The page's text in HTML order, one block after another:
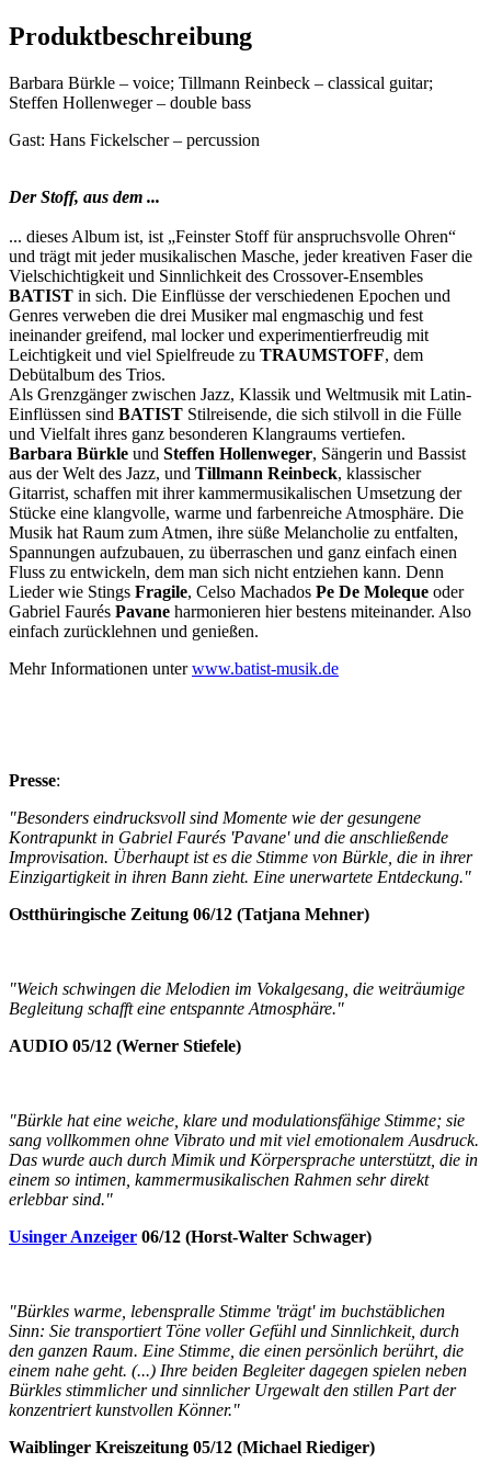
Produktbeschreibung
Barbara Bürkle – voice; Tillmann Reinbeck – classical guitar;
Steffen Hollenweger – double bass
Gast: Hans Fickelscher – percussion
Der Stoff, aus dem ...
... dieses Album ist, ist „Feinster Stoff für anspruchsvolle Ohren“
und trägt mit jeder musikalischen Masche, jeder kreativen Faser die
Vielschichtigkeit und Sinnlichkeit des Crossover-Ensembles
BATIST in sich. Die Einflüsse der verschiedenen Epochen und
Genres verweben die drei Musiker mal engmaschig und fest
ineinander greifend, mal locker und experimentierfreudig mit
Leichtigkeit und viel Spielfreude zu TRAUMSTOFF, dem
Debütalbum des Trios.
Als Grenzgänger zwischen Jazz, Klassik und Weltmusik mit Latin-
Einflüssen sind BATIST Stilreisende, die sich stilvoll in die Fülle
und Vielfalt ihres ganz besonderen Klangraums vertiefen.
Barbara Bürkle und Steffen Hollenweger, Sängerin und Bassist
aus der Welt des Jazz, und Tillmann Reinbeck, klassischer
Gitarrist, schaffen mit ihrer kammermusikalischen Umsetzung der
Stücke eine klangvolle, warme und farbenreiche Atmosphäre. Die
Musik hat Raum zum Atmen, ihre süße Melancholie zu entfalten,
Spannungen aufzubauen, zu überraschen und ganz einfach einen
Fluss zu entwickeln, dem man sich nicht entziehen kann. Denn
Lieder wie Stings Fragile, Celso Machados Pe De Moleque oder
Gabriel Faurés Pavane harmonieren hier bestens miteinander. Also
einfach zurücklehnen und genießen.
Mehr Informationen unterwww.batist-musik.de
Presse:
"Besonders eindrucksvoll sind Momente wie der gesungene
Kontrapunkt in Gabriel Faurés 'Pavane' und die anschließende
Improvisation. Überhaupt ist es die Stimme von Bürkle, die in ihrer
Einzigartigkeit in ihren Bann zieht. Eine unerwartete Entdeckung."
Ostthüringische Zeitung 06/12 (Tatjana Mehner)
"Weich schwingen die Melodien im Vokalgesang, die weiträumige
Begleitung schafft eine entspannte Atmosphäre."
AUDIO 05/12 (Werner Stiefele)
"Bürkle hat eine weiche, klare und modulationsfähige Stimme; sie
sang vollkommen ohne Vibrato und mit viel emotionalem Ausdruck.
Das wurde auch durch Mimik und Körpersprache unterstützt, die in
einem so intimen, kammermusikalischen Rahmen sehr direkt
erlebbar sind."
Usinger Anzeiger 06/12 (Horst-Walter Schwager)
"Bürkles warme, lebenspralle Stimme 'trägt' im buchstäblichen
Sinn: Sie transportiert Töne voller Gefühl und Sinnlichkeit, durch
den ganzen Raum. Eine Stimme, die einen persönlich berührt, die
einem nahe geht. (...) Ihre beiden Begleiter dagegen spielen neben
Bürkles stimmlicher und sinnlicher Urgewalt den stillen Part der
konzentriert kunstvollen Könner."
Waiblinger Kreiszeitung 05/12 (Michael Riediger)